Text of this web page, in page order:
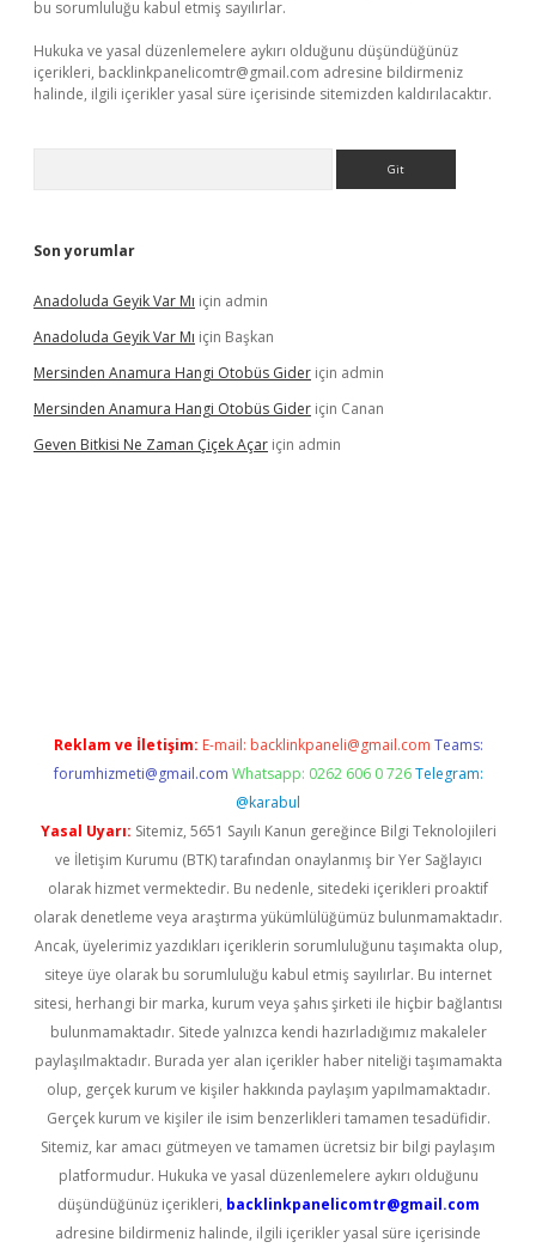
bu sorumluluğu kabul etmiş sayılırlar.
Hukuka ve yasal düzenlemelere aykırı olduğunu düşündüğünüz
içerikleri, backlinkpanelicomtr@gmail.com adresine bildirmeniz
halinde, ilgili içerikler yasal süre içerisinde sitemizden kaldırılacaktır.
Son yorumlar
Anadoluda Geyik Var Mı için admin
Anadoluda Geyik Var Mı için Başkan
Mersinden Anamura Hangi Otobüs Gider için admin
Mersinden Anamura Hangi Otobüs Gider için Canan
Geven Bitkisi Ne Zaman Çiçek Açar için admin
Reklam ve İletişim: E-mail: backlinkpaneli@gmail.com Teams:
forumhizmeti@gmail.com Whatsapp: 0262 606 0 726 Telegram:
@karabul
Yasal Uyarı: Sitemiz, 5651 Sayılı Kanun gereğince Bilgi Teknolojileri
ve İletişim Kurumu (BTK) tarafından onaylanmış bir Yer Sağlayıcı
olarak hizmet vermektedir. Bu nedenle, sitedeki içerikleri proaktif
olarak denetleme veya araştırma yükümlülüğümüz bulunmamaktadır.
Ancak, üyelerimiz yazdıkları içeriklerin sorumluluğunu taşımakta olup,
siteye üye olarak bu sorumluluğu kabul etmiş sayılırlar. Bu internet
sitesi, herhangi bir marka, kurum veya şahıs şirketi ile hiçbir bağlantısı
bulunmamaktadır. Sitede yalnızca kendi hazırladığımız makaleler
paylaşılmaktadır. Burada yer alan içerikler haber niteliği taşımamakta
olup, gerçek kurum ve kişiler hakkında paylaşım yapılmamaktadır.
Gerçek kurum ve kişiler ile isim benzerlikleri tamamen tesadüfidir.
Sitemiz, kar amacı gütmeyen ve tamamen ücretsiz bir bilgi paylaşım
platformudur. Hukuka ve yasal düzenlemelere aykırı olduğunu
düşündüğünüz içerikleri, backlinkpanelicomtr@gmail.com
adresine bildirmeniz halinde, ilgili içerikler yasal süre içerisinde